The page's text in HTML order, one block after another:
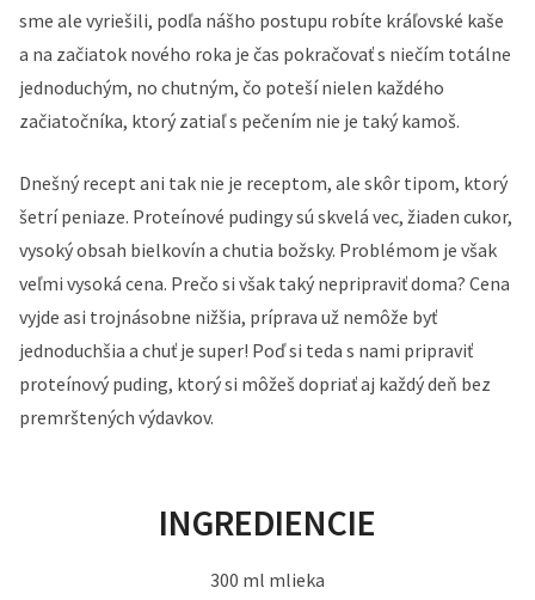
sme ale vyriešili, podľa nášho postupu robíte kráľovské kaše
a na začiatok nového roka je čas pokračovať s niečím totálne
jednoduchým, no chutným, čo poteší nielen každého
začiatočníka, ktorý zatiaľ s pečením nie je taký kamoš.
Dnešný recept ani tak nie je receptom, ale skôr tipom, ktorý
šetrí peniaze. Proteínové pudingy sú skvelá vec, žiaden cukor,
vysoký obsah bielkovín a chutia božsky. Problémom je však
veľmi vysoká cena. Prečo si však taký nepripraviť doma? Cena
vyjde asi trojnásobne nižšia, príprava už nemôže byť
jednoduchšia a chuť je super! Poď si teda s nami pripraviť
proteínový puding, ktorý si môžeš dopriať aj každý deň bez
premrštených výdavkov.
INGREDIENCIE
300 ml mlieka